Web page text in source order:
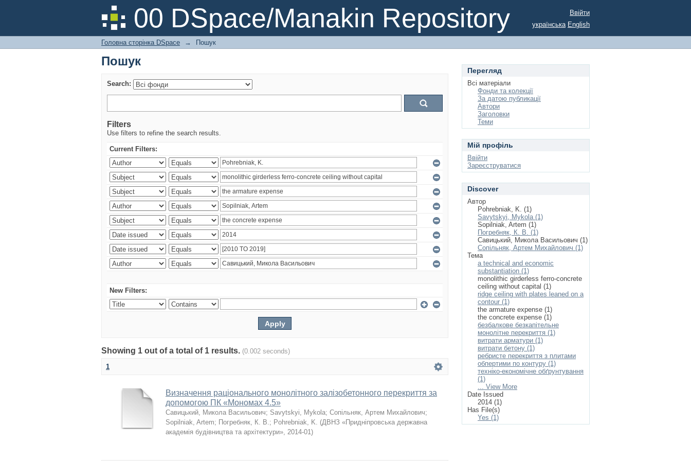
00 DSpace/Manakin Repository
Пошук
Ввійти
українська English
Головна сторінка DSpace → Пошук
Пошук
Search:
Filters
Use filters to refine the search results.
Current Filters:
New Filters:
Showing 1 out of a total of 1 results. (0.002 seconds)
1
Визначення раціонального монолітного залізобетонного перекриття за
допомогою ПК «Мономах 4.5»
Савицький, Микола Васильович; Savytskyi, Mykola; Сопільняк, Артем Михайлович;
Sopilniak, Artem; Погребняк, К. В.; Pohrebniak, K. (ДВНЗ «Придніпровська державна
академія будівництва та архітектури», 2014-01)
Перегляд
Всі матеріали
Фонди та колекції
За датою публикації
Автори
Заголовки
Теми
Мій профіль
Ввійти
Зареєструватися
Discover
Автор
Pohrebniak, K. (1)
Savytskyi, Mykola (1)
Sopilniak, Artem (1)
Погребняк, К. В. (1)
Савицький, Микола Васильович (1)
Сопільняк, Артем Михайлович (1)
Тема
a technical and economic
substantiation (1)
monolithic girderless ferro-concrete
ceiling without capital (1)
ridge ceiling with plates leaned on a
contour (1)
the armature expense (1)
the concrete expense (1)
безбалкове безкапітельне
монолітне перекриття (1)
витрати арматури (1)
витрати бетону (1)
ребристе перекриття з плитами
обпертими по контуру (1)
техніко-економічне обґрунтування
(1)
... View More
Date Issued
2014 (1)
Has File(s)
Yes (1)